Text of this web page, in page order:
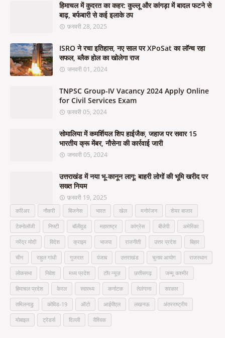
हिमाचल में कुदरत का कहर: कुल्लू और कांगड़ा में बादल फटने से
बाढ़, बर्फबारी से कई इलाके ठप
फ़रवरी 28, 2025
ISRO ने रचा इतिहास, नए साल पर XPoSat का लॉन्च रहा
सफल, ब्लैक होल का खोलेगा राज
जनवरी 01, 2024
TNPSC Group-IV Vacancy 2024 Apply Online
for Civil Services Exam
फ़रवरी 05, 2024
सोमालिया में कमर्शियल शिप हाईजैक, जहाज पर सवार 15
भारतीय क्रू मेंबर, नौसेना की कार्रवाई जारी
जनवरी 05, 2024
उत्तराखंड में नया भू-कानून लागू: बाहरी लोगों की भूमि खरीद पर
सख्त नियम
फ़रवरी 19, 2025
करिअर नौकरी बिजनेस भारत खेल मनोरंजन शेयर बाजार
टेक्नोलॉजी निफ्टी बॉलीवुड महाराष्ट्र कांग्रेस बीजेपी अमेरिका
नरेंद्र मोदी विदेश क्राइम भाजपा राजनीती उत्तर प्रदेश बिहार
चीन राहुल गांधी गुजरात पंजाब उत्तराखंड चुनाव आयोग राजस्थान
लोकसभा निवेश मध्य प्रदेश टॉप न्यूज़ छत्तीसगढ़ जम्मू कश्मीर
हिमाचल प्रदेश केरल स्वास्थ्य कर्नाटक तेलंगाना सरकार
तमिलनाडु कोविड-19 ऑटो आईपीएल लखनऊ अंतरराष्ट्रीय
मोबाइल ट्रेडर्स दिल्ली वैश्विक